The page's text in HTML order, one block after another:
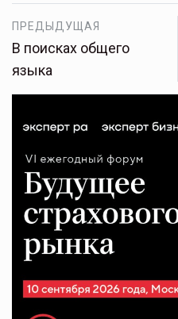
ПРЕДЫДУЩАЯ
В поисках общего
языка